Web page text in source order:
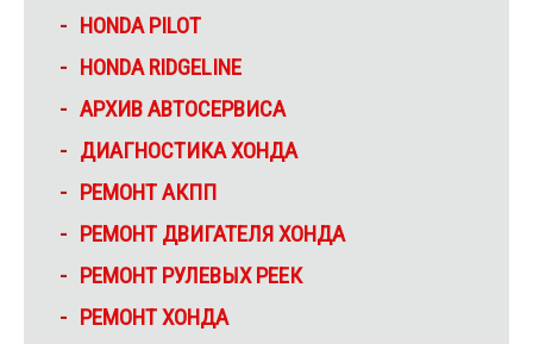
HONDA PILOT
HONDA RIDGELINE
АРХИВ АВТОСЕРВИСА
ДИАГНОСТИКА ХОНДА
РЕМОНТ АКПП
РЕМОНТ ДВИГАТЕЛЯ ХОНДА
РЕМОНТ РУЛЕВЫХ РЕЕК
РЕМОНТ ХОНДА